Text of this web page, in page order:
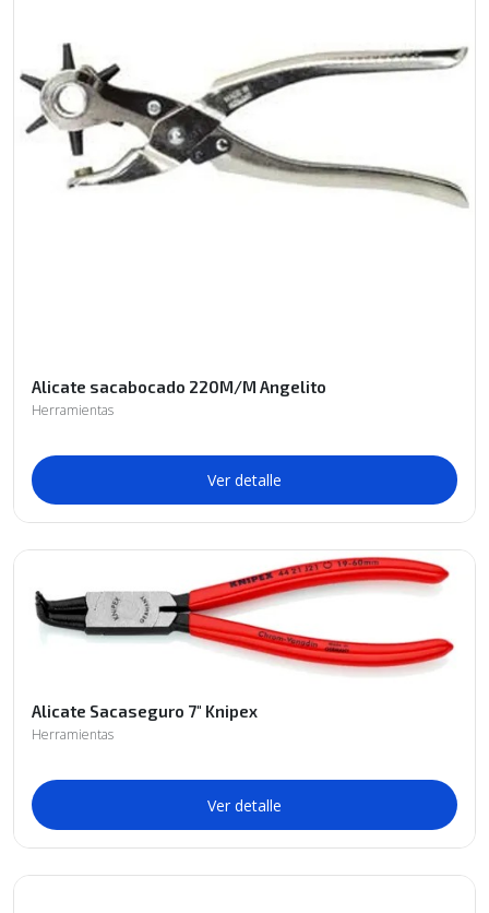
Alicate sacabocado 220M/M Angelito
Herramientas
Ver detalle
Alicate Sacaseguro 7" Knipex
Herramientas
Ver detalle